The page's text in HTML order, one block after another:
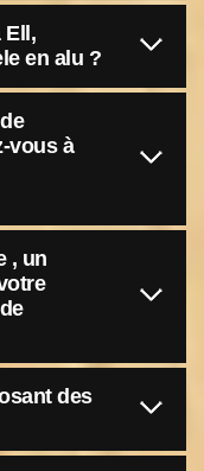
Ell,
en alu ?
vous à
, un
des